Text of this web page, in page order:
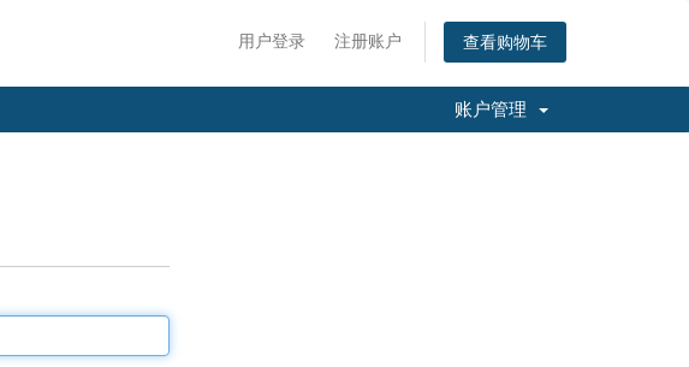
用户登录 注册账户 查看购物车
账户管理